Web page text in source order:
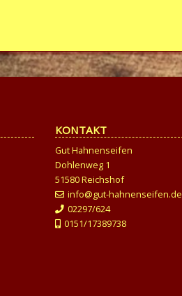
KONTAKT
Gut Hahnenseifen
Dohlenweg 1
51580 Reichshof
info@gut-hahnenseifen.de
02297/624
0151/17389738